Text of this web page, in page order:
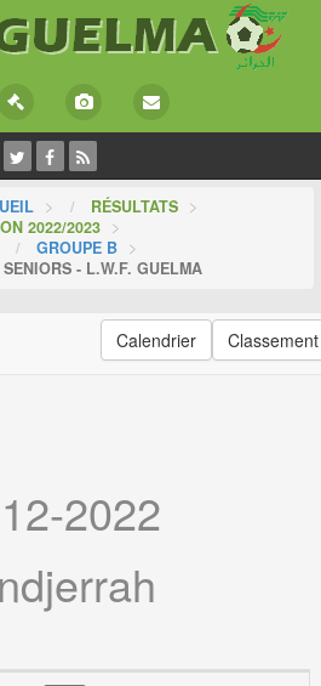
> RÉSULTATS >
2022/2023 >
GROUPE B >
- L.W.F. GUELMA
Calendrier Classement
2022